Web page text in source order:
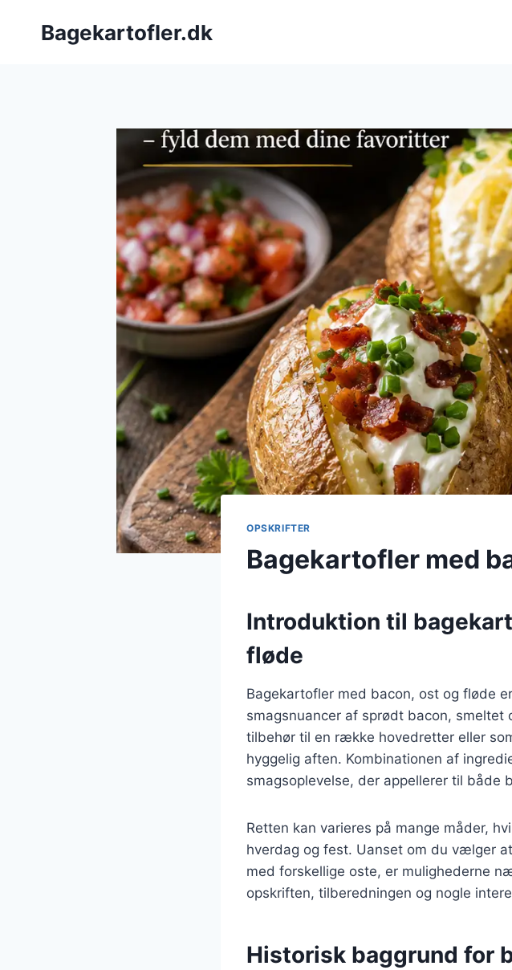
Bagekartofler.dk
OPSKRIFTER
Bagekartofler med
Introduktion til
fløde
Bagekartofler med bacon, ost og fløde
smagsnuancer af sprødt bacon,
tilbehør til en række hovedretter eller
hyggelig aften. Kombinationen af
smagsoplevelse, der appellerer til både
Retten kan varieres på mange måder,
hverdag og fest. Uanset om du vælger
med forskellige oste, er mulighederne
opskriften, tilberedningen og nogle
Historisk baggrund for